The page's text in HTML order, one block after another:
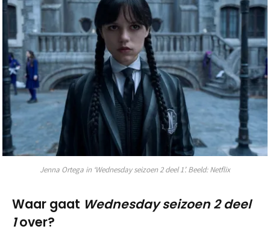
Jenna Ortega in ‘Wednesday seizoen 2 deel 1’. Beeld: Netflix
Waar gaat Wednesday seizoen 2 deel
1over?